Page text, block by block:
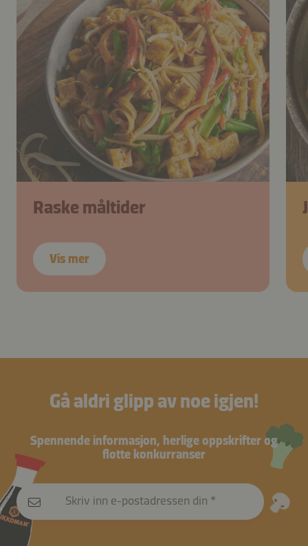
Raske måltider
Vis mer
Gå aldri glipp av noe igjen!
Spennende informasjon, herlige oppskrifter og
flotte konkurranser
Skriv inn e-postadressen din